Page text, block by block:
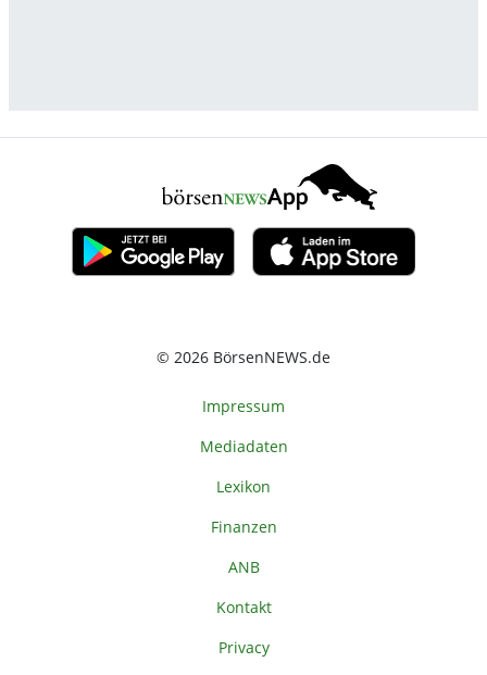
© 2026 BörsenNEWS.de
Impressum
Mediadaten
Lexikon
Finanzen
ANB
Kontakt
Privacy